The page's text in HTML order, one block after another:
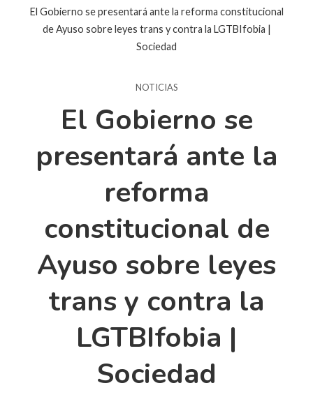
El Gobierno se presentará ante la reforma constitucional
de Ayuso sobre leyes trans y contra la LGTBIfobia |
Sociedad
NOTICIAS
El Gobierno se
presentará ante la
reforma
constitucional de
Ayuso sobre leyes
trans y contra la
LGTBIfobia |
Sociedad